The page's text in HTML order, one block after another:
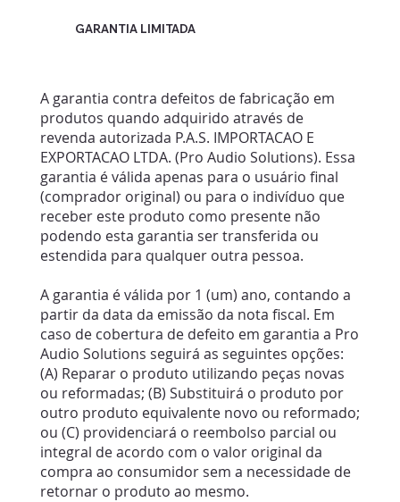
GARANTIA LIMITADA
A garantia contra defeitos de fabricação em
produtos quando adquirido através de
revenda autorizada P.A.S. IMPORTACAO E
EXPORTACAO LTDA. (Pro Audio Solutions). Essa
garantia é válida apenas para o usuário final
(comprador original) ou para o indivíduo que
receber este produto como presente não
podendo esta garantia ser transferida ou
estendida para qualquer outra pessoa.
A garantia é válida por 1 (um) ano, contando a
partir da data da emissão da nota fiscal. Em
caso de cobertura de defeito em garantia a Pro
Audio Solutions seguirá as seguintes opções:
(A) Reparar o produto utilizando peças novas
ou reformadas; (B) Substituirá o produto por
outro produto equivalente novo ou reformado;
ou (C) providenciará o reembolso parcial ou
integral de acordo com o valor original da
compra ao consumidor sem a necessidade de
retornar o produto ao mesmo.